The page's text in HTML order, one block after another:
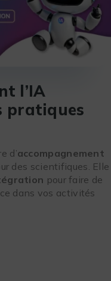
l’IA
pratiques
d’accompagnement
des scientifiques. Elle
pour faire de
dans vos activités